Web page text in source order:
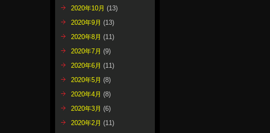
2020年10月 (13)
2020年9月 (13)
2020年8月 (11)
2020年7月 (9)
2020年6月 (11)
2020年5月 (8)
2020年4月 (8)
2020年3月 (6)
2020年2月 (11)